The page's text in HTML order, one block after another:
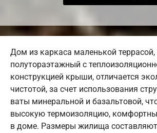
Дом из каркаса маленькой террасой,
полутораэтажный с
конструкцией крыши, отличается
чистотой, за счет использования
ваты минеральной и базальтовой,
высокую термоизоляцию,
в доме. Размеры жилища